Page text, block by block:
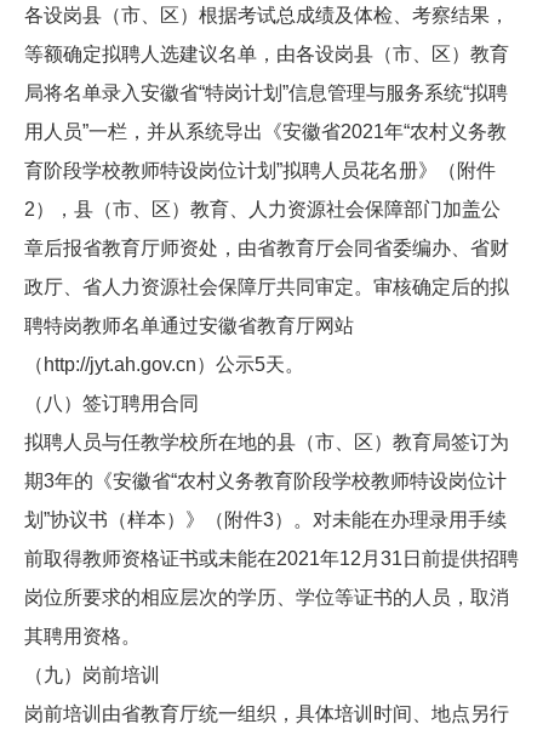
各设岗县（市、区）根据考试总成绩及体检、考察结果，
等额确定拟聘人选建议名单，由各设岗县（市、区）教育
局将名单录入安徽省“特岗计划”信息管理与服务系统“拟聘
用人员”一栏，并从系统导出《安徽省2021年“农村义务教
育阶段学校教师特设岗位计划”拟聘人员花名册》（附件
2），县（市、区）教育、人力资源社会保障部门加盖公
章后报省教育厅师资处，由省教育厅会同省委编办、省财
政厅、省人力资源社会保障厅共同审定。审核确定后的拟
聘特岗教师名单通过安徽省教育厅网站
（ http://jyt.ah.gov.cn）公示5天。
（八）签订聘用合同
拟聘人员与任教学校所在地的县（市、区）教育局签订为
期3年的《安徽省“农村义务教育阶段学校教师特设岗位计
划”协议书（样本）》（附件3）。对未能在办理录用手续
前取得教师资格证书或未能在2021年12月31日前提供招聘
岗位所要求的相应层次的学历、学位等证书的人员，取消
其聘用资格。
（九）岗前培训
岗前培训由省教育厅统一组织，具体培训时间、地点另行